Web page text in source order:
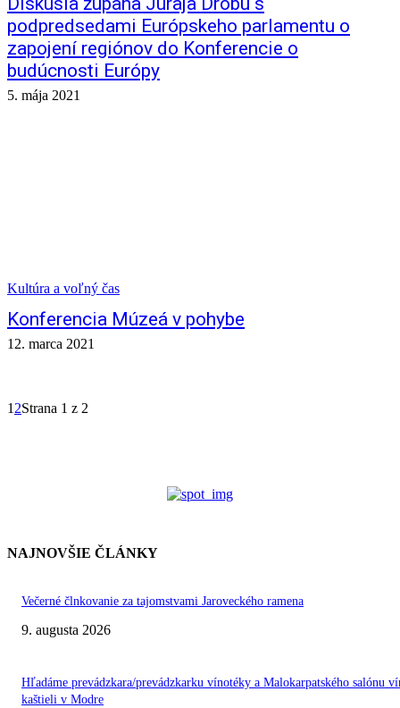
podpredsedami Európskeho parlamentu o
zapojení regiónov do Konferencie o
budúcnosti Európy
5. mája 2021
Kultúra a voľný čas
Konferencia Múzeá v pohybe
12. marca 2021
1 2Strana 1 z 2
NAJNOVŠIE ČLÁNKY
Večerné člnkovanie za tajomstvami Jaroveckého ramena
9. augusta 2026
Hľadáme prevádzkara/prevádzkarku vínotéky a Malokarpatského salónu
kaštieli v Modre